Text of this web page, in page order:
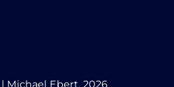
Michael Ebert, 2026